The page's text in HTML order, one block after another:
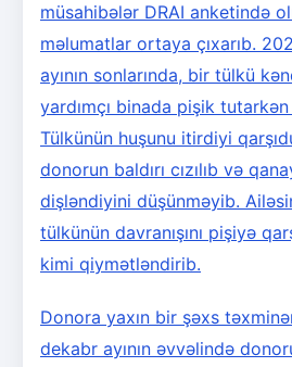
müsahibələr DRAI anketində
məlumatlar ortaya çıxarıb.
ayının sonlarında, bir tülkü
yardımçı binada pişik tutarkən
Tülkünün huşunu itirdiyi
donorun baldırı cızılıb və
dişləndiyini düşünməyib.
tülkünün davranışını pişiyə
kimi qiymətləndirib.
Donora yaxın bir şəxs
dekabr ayının əvvəlində